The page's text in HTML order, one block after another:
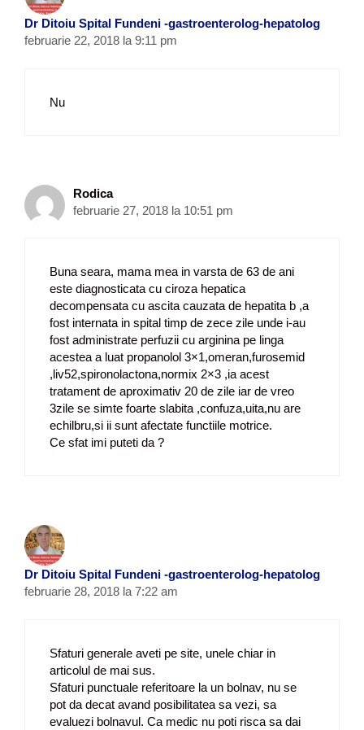
Dr Ditoiu Spital Fundeni -gastroenterolog-hepatolog
februarie 22, 2018 la 9:11 pm
Nu
Rodica
februarie 27, 2018 la 10:51 pm
Buna seara, mama mea in varsta de 63 de ani
este diagnosticata cu ciroza hepatica
decompensata cu ascita cauzata de hepatita b ,a
fost internata in spital timp de zece zile unde i-au
fost administrate perfuzii cu arginina pe linga
acestea a luat propanolol 3×1,omeran,furosemid
,liv52,spironolactona,normix 2×3 ,ia acest
tratament de aproximativ 20 de zile iar de vreo
3zile se simte foarte slabita ,confuza,uita,nu are
echilbru,si ii sunt afectate functiile motrice.
Ce sfat imi puteti da ?
Dr Ditoiu Spital Fundeni -gastroenterolog-hepatolog
februarie 28, 2018 la 7:22 am
Sfaturi generale aveti pe site, unele chiar in
articolul de mai sus.
Sfaturi punctuale referitoare la un bolnav, nu se
pot da decat avand posibilitatea sa vezi, sa
evaluezi bolnavul. Ca medic nu poti risca sa dai